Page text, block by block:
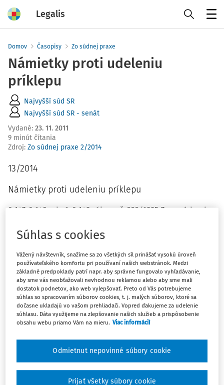
Legalis
Domov Časopisy Zo súdnej praxe
Námietky proti udeleniu
príklepu
Najvyšší súd SR
Najvyšší súd SR - senát
Vydané: 23. 11. 2011
9 minút čítania
Zdroj: Zo súdnej praxe 2/2014
13/2014
Námietky proti udeleniu príklepu
§ 147, § 148 ods. 1, § 149 zákona č. 233/1995 Z.z. o súdnych
ďalších zákonov (Exekučný poriadok)
Exekučný súd je povinný pred rozhodnutím o žiadosti
exekútora na schválenie príklepu [§ 148 ods. 1 zákona č.
233/1995 Z.z. o súdnych exekútoroch a exekučnej činnosti a
o zmene a doplnení ďalších zákonov (Exekučný poriadok)]
najskôr rozhodnúť o námietkach proti udeleniu príklepu [§
147 ods. 2 zákona č. 233/1995 Z.z. o súdnych exekútoroch a
(Exekučný poriadok)].
NAJVYŠŠIEHO SÚDU SR 3 M CDO 3/2010
Súhlas s cookies
Vážený návštevník, snažíme sa zo všetkých síl prinášať vysokú úroveň
používateľského komfortu pri používaní našich webstránok. Medzi
základné predpoklady patrí napr. aby správne fungovalo vyhľadávanie,
aby sme vás neobťažovali nevhodnou reklamou alebo aby sme mali
dostatok podnetov, ako web vylepšovať. Preto od Vás potrebujeme
súhlas so spracovaním súborov cookies, t. j. malých súborov, ktoré sa
dočasne ukladajú vo vašom prehliadači. Vopred ďakujeme za udelenie
súhlasu. Dáta využijeme na zlepšovanie našich služieb a prispôsobenie
obsahu webu priamo Vám na mieru. Viac informácií
Odmietnut nepovinné súbory cookie
Prijať všetky súbory cookie